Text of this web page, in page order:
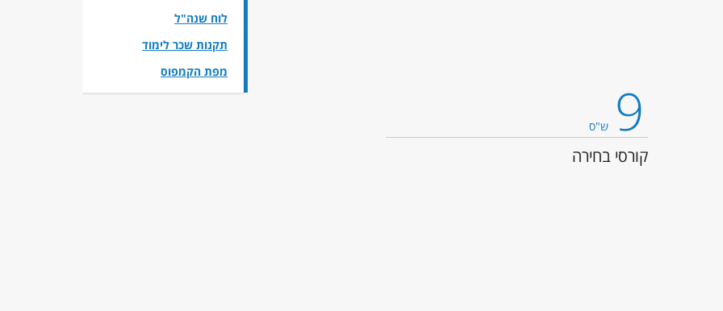
9 ש"ס
קורסי בחירה
לוח שנה"ל
תקנות שכר לימוד
מפת הקמפוס